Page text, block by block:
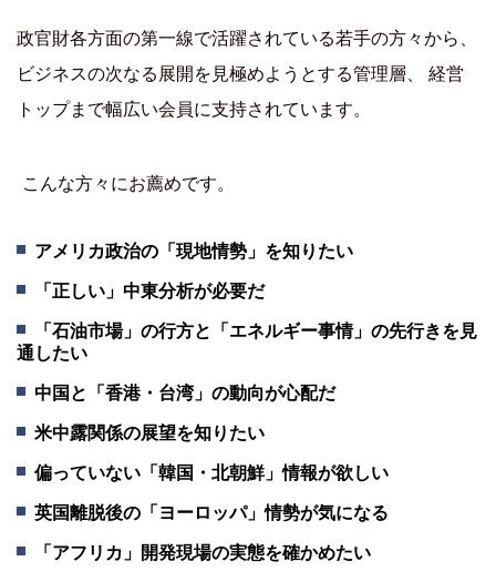
政官財各方面の第一線で活躍されている若手の方々から、
ビジネスの次なる展開を見極めようとする管理層、 経営
トップまで幅広い会員に支持されています。
こんな方々にお薦めです。
アメリカ政治の「現地情勢」を知りたい
「正しい」中東分析が必要だ
「石油市場」の行方と「エネルギー事情」の先行きを見
通したい
中国と「香港・台湾」の動向が心配だ
米中露関係の展望を知りたい
偏っていない「韓国・北朝鮮」情報が欲しい
英国離脱後の「ヨーロッパ」情勢が気になる
「アフリカ」開発現場の実態を確かめたい